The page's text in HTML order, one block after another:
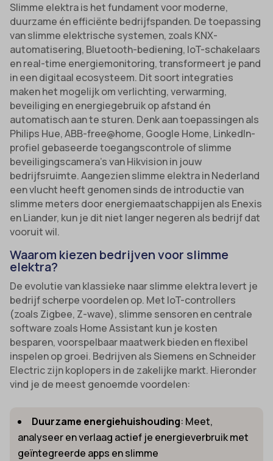
Slimme elektra is het fundament voor moderne,
duurzame én efficiënte bedrijfspanden. De toepassing
van slimme elektrische systemen, zoals KNX-
automatisering, Bluetooth-bediening, IoT-schakelaars
en real-time energiemonitoring, transformeert je pand
in een digitaal ecosysteem. Dit soort integraties
maken het mogelijk om verlichting, verwarming,
beveiliging en energiegebruik op afstand én
automatisch aan te sturen. Denk aan toepassingen als
Philips Hue, ABB-free@home, Google Home, LinkedIn-
profiel gebaseerde toegangscontrole of slimme
beveiligingscamera’s van Hikvision in jouw
bedrijfsruimte. Aangezien slimme elektra in Nederland
een vlucht heeft genomen sinds de introductie van
slimme meters door energiemaatschappijen als Enexis
en Liander, kun je dit niet langer negeren als bedrijf dat
vooruit wil.
Waarom kiezen bedrijven voor slimme
elektra?
De evolutie van klassieke naar slimme elektra levert je
bedrijf scherpe voordelen op. Met IoT-controllers
(zoals Zigbee, Z-wave), slimme sensoren en centrale
software zoals Home Assistant kun je kosten
besparen, voorspelbaar maatwerk bieden en flexibel
inspelen op groei. Bedrijven als Siemens en Schneider
Electric zijn koplopers in de zakelijke markt. Hieronder
vind je de meest genoemde voordelen:
Duurzame energiehuishouding: Meet,
analyseer en verlaag actief je energieverbruik met
geïntegreerde apps en slimme